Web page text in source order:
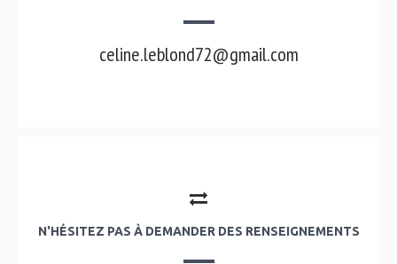
celine.leblond72@gmail.com
N'HÉSITEZ PAS À DEMANDER DES RENSEIGNEMENTS